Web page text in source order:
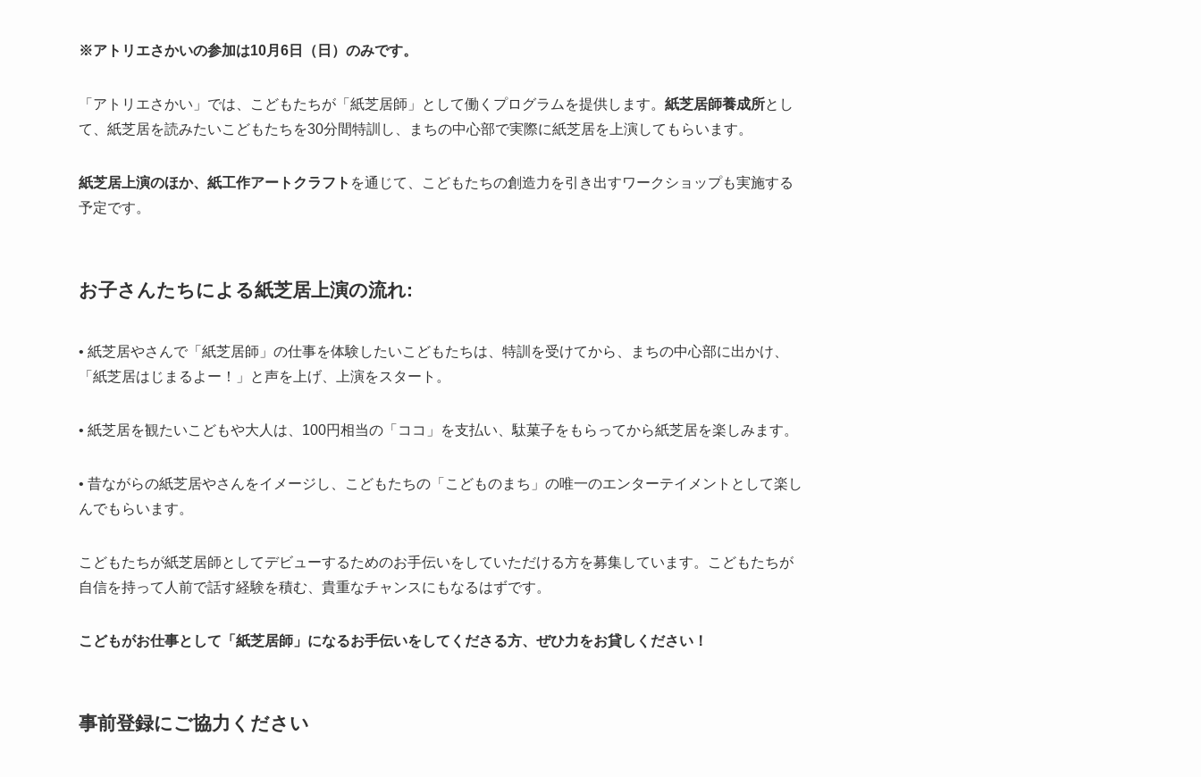
※アトリエさかいの参加は10月6日（日）のみです。
「アトリエさかい」では、こどもたちが「紙芝居師」として働くプログラムを提供します。 紙芝居師養成所とし
て、紙芝居を読みたいこどもたちを30分間特訓し、まちの中心部で実際に紙芝居を上演してもらいます。
紙芝居上演のほか、紙工作アートクラフト を通じて、こどもたちの創造力を引き出すワークショップも実施する
予定です。
お子さんたちによる紙芝居上演の流れ:
• 紙芝居やさんで「紙芝居師」の仕事を体験したいこどもたちは、特訓を受けてから、まちの中心部に出かけ、
「紙芝居はじまるよー！」と声を上げ、上演をスタート。
• 紙芝居を観たいこどもや大人は、100円相当の「ココ」を支払い、駄菓子をもらってから紙芝居を楽しみます。
• 昔ながらの紙芝居やさんをイメージし、こどもたちの「こどものまち」の唯一のエンターテイメントとして楽し
んでもらいます。
こどもたちが紙芝居師としてデビューするためのお手伝いをしていただける方を募集しています。こどもたちが
自信を持って人前で話す経験を積む、貴重なチャンスにもなるはずです。
こどもがお仕事として「紙芝居師」になるお手伝いをしてくださる方、ぜひ力をお貸しください！
事前登録にご協力ください